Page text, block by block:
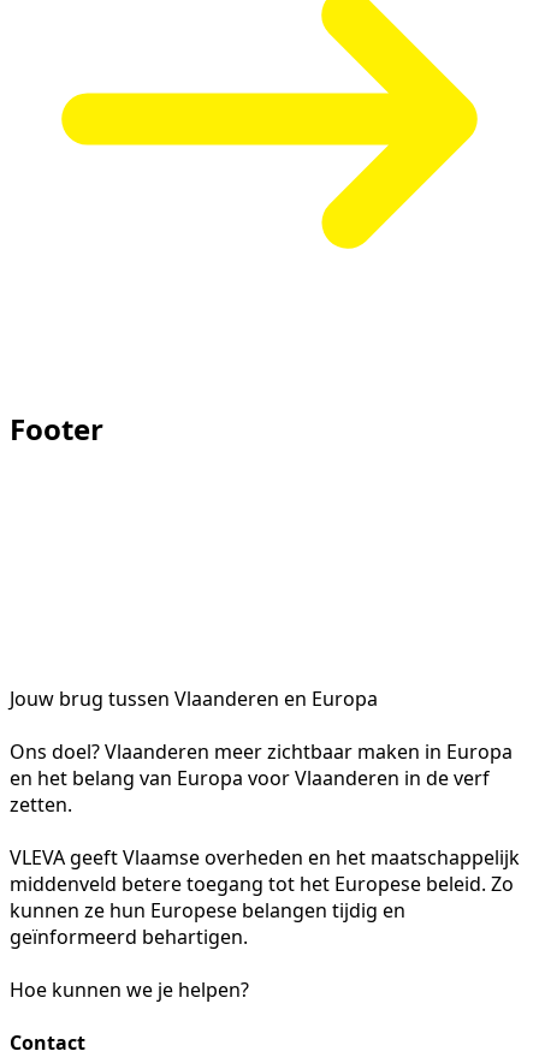
Footer
Jouw brug tussen Vlaanderen en Europa
Ons doel? Vlaanderen meer zichtbaar maken in Europa
en het belang van Europa voor Vlaanderen in de verf
zetten.
VLEVA geeft Vlaamse overheden en het maatschappelijk
middenveld betere toegang tot het Europese beleid. Zo
kunnen ze hun Europese belangen tijdig en
geïnformeerd behartigen.
Hoe kunnen we je helpen?
Contact